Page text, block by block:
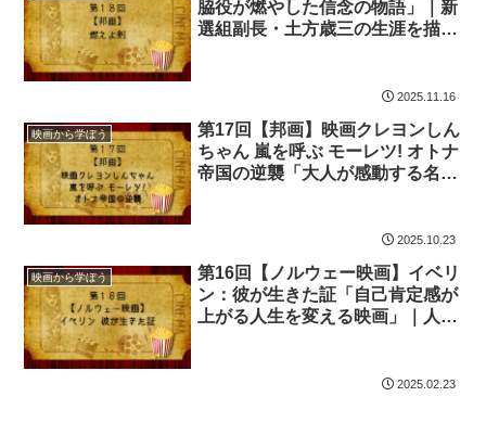
脇役が燃やした信念の物語」｜新
選組副長・土方歳三の生涯を描く
2025.11.16
映画から学ぼう
第17回【邦画】映画クレヨンしん
ちゃん 嵐を呼ぶ モーレツ! オトナ
帝国の逆襲「大人が感動する名作
2025.10.23
映画から学ぼう
第16回【ノルウェー映画】イベリ
ン：彼が生きた証「自己肯定感が
上がる人生を変える映画」｜人生
2025.02.23